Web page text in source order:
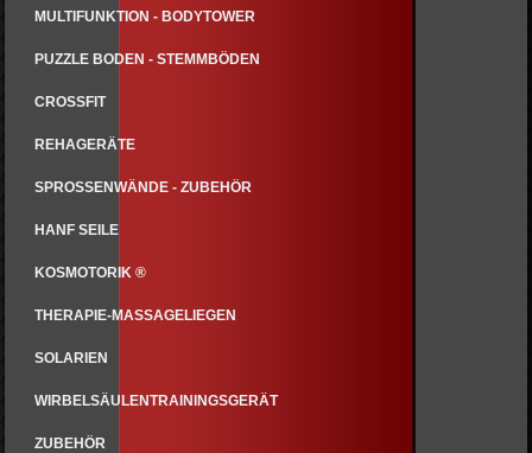
MULTIFUNKTION - BODYTOWER
PUZZLE BODEN - STEMMBÖDEN
CROSSFIT
REHAGERÄTE
SPROSSENWÄNDE - ZUBEHÖR
HANF SEILE
KOSMOTORIK ®
THERAPIE-MASSAGELIEGEN
SOLARIEN
WIRBELSÄULENTRAININGSGERÄT
ZUBEHÖR